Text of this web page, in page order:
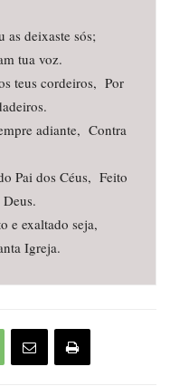
as deixaste sós;
tua voz.
teus cordeiros, Por
adiante, Contra
Pai dos Céus, Feito
e exaltado seja,
Igreja.